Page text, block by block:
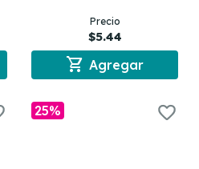
Precio
$5.44
shopping_cart Agregar
25%